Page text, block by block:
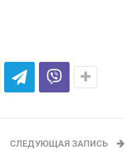
СЛЕДУЮЩАЯ ЗАПИСЬ